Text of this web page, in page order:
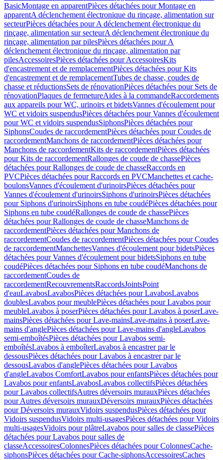
BasicMontage en apparentPièces détachées pour Montage en
apparentA déclenchement électronique du rinçage, alimentation sur
secteurPièces détachées pour A déclenchement électronique du
rinçage, alimentation sur secteurA déclenchement électronique du
rinçage, alimentation par pilesPièces détachées pour A
déclenchement électronique du rinçage, alimentation par
pilesAccessoiresPièces détachées pour AccessoiresKits
d'encastrement et de remplacementPièces détachées pour Kits
d'encastrement et de remplacementTubes de chasse, coudes de
chasse et réductionsSets de rénovationPièces détachées pour Sets de
rénovationPlaques de fermetureAides à la commandeRaccordements
aux appareils pour WC, urinoirs et bidetsVannes d'écoulement pour
WC et vidoirs suspendusPièces détachées pour Vannes d'écoulement
pour WC et vidoirs suspendusSiphonsPièces détachées pour
SiphonsCoudes de raccordementPièces détachées pour Coudes de
raccordementManchons de raccordementPièces détachées pour
Manchons de raccordementKits de raccordementPièces détachées
pour Kits de raccordementRallonges de coude de chassePièces
détachées pour Rallonges de coude de chasseRaccords en
PVCPièces détachées pour Raccords en PVCManchettes et cache-
boulonsVannes d'écoulement d'urinoirsPièces détachées pour
Vannes d'écoulement d'urinoirsSiphons d'urinoirsPièces détachées
pour Siphons d'urinoirsSiphons en tube coudéPièces détachées pour
Siphons en tube coudéRallonges de coude de chassePièces
détachées pour Rallonges de coude de chasseManchons de
raccordementPièces détachées pour Manchons de
raccordementCoudes de raccordementPièces détachées pour Coudes
de raccordementManchettesVannes d'écoulement pour bidetsPièces
détachées pour Vannes d'écoulement pour bidetsSiphons en tube
coudéPièces détachées pour Siphons en tube coudéManchons de
raccordementCoudes de
raccordementRecouvrementsRaccordsJointsPoint
d'eauLavabosLavabosPièces détachées pour LavabosLavabos
doublesLavabos pour meublePièces détachées pour Lavabos pour
meubleLavabos à poserPièces détachées pour Lavabos à poserLave-
mainsPièces détachées pour Lave-mainsLave-mains à poserLave-
mains d'anglePièces détachées pour Lave-mains d'angleLavabos
semi-emboîtésPièces détachées pour Lavabos semi-
emboîtésLavabos à emboîterLavabos à encastrer par le
dessousPièces détachées pour Lavabos à encastrer par le
dessousLavabos d'anglePièces détachées pour Lavabos
d'angleLavabos ComfortLavabos pour enfantsPièces détachées pour
Lavabos pour enfantsLavabosLavabos collectifsPièces détachées
pour Lavabos collectifsAutres déversoirs murauxPièces détachées
pour Autres déversoirs murauxDéversoirs murauxPièces détachées
pour Déversoirs murauxVidoirs suspendusPièces détachées pour
Vidoirs suspendusVidoirs multi-usagesPièces détachées pour Vidoirs
multi-usagesVidoirs pour plâtreLavabos pour salles de classePièces
détachées pour Lavabos pour salles de
classeAccessoiresColonnesPièces détachées pour ColonnesCache-
siphonsPièces détachées pour Cache-siphonsAccessoiresCaches